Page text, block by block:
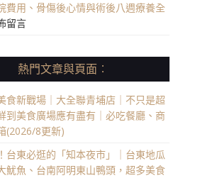
費用、骨傷後心情與術後八週療養全
留言
熱門文章與頁面︰
食新戰場｜大全聯青埔店｜不只是超
到美食廣場應有盡有｜必吃餐廳、商
(2026/8更新)
台東必逛的「知本夜市」｜台東地瓜
魷魚、台南阿明東山鴨頭，超多美食